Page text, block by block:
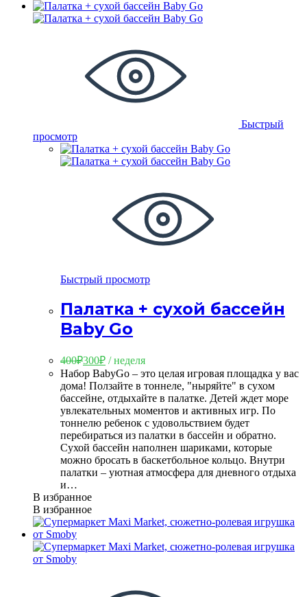
Быстрый
просмотр
Быстрый просмотр
Палатка + сухой бассейн
Baby Go
400₽300₽ / неделя
Набор BabyGo – это целая игровая площадка у вас
дома! Ползайте в тоннеле, "ныряйте" в сухом
бассейне, отдыхайте в палатке. Детей ждет море
увлекательных моментов и активных игр. По
тоннелю ребенок с удовольствием будет
перебираться из палатки в бассейн и обратно.
Сухой бассейн наполнен шариками, которые
можно бросать в баскетбольное кольцо. Внутри
палатки – уютная атмосфера для дневного отдыха
и…
В избранное
В избранное